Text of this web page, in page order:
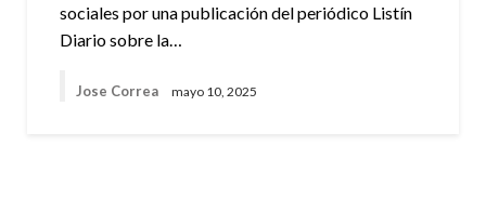
sociales por una publicación del periódico Listín
Diario sobre la…
Jose Correa mayo 10, 2025